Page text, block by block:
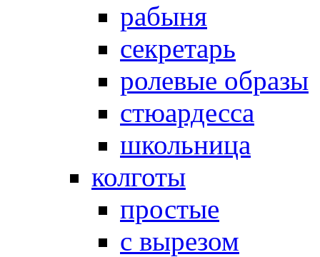
рабыня
секретарь
ролевые образы
стюардесса
школьница
колготы
простые
с вырезом